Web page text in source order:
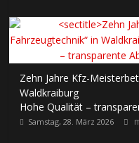
Zehn Jahre Kfz-
Waldkraiburg
Hohe Qualität –
Samstag, 28. März 2026